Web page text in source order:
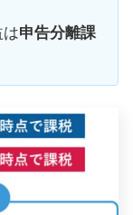
申告分離課